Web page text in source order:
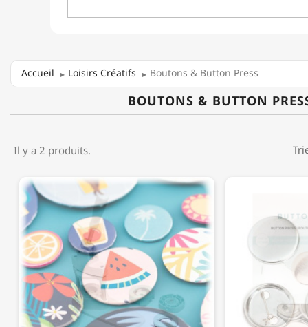
Accueil Loisirs Créatifs Boutons & Button Press
BOUTONS & BUTTON
Il y a 2 produits.